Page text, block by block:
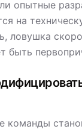
опытные
на
ловушка
быть
команды